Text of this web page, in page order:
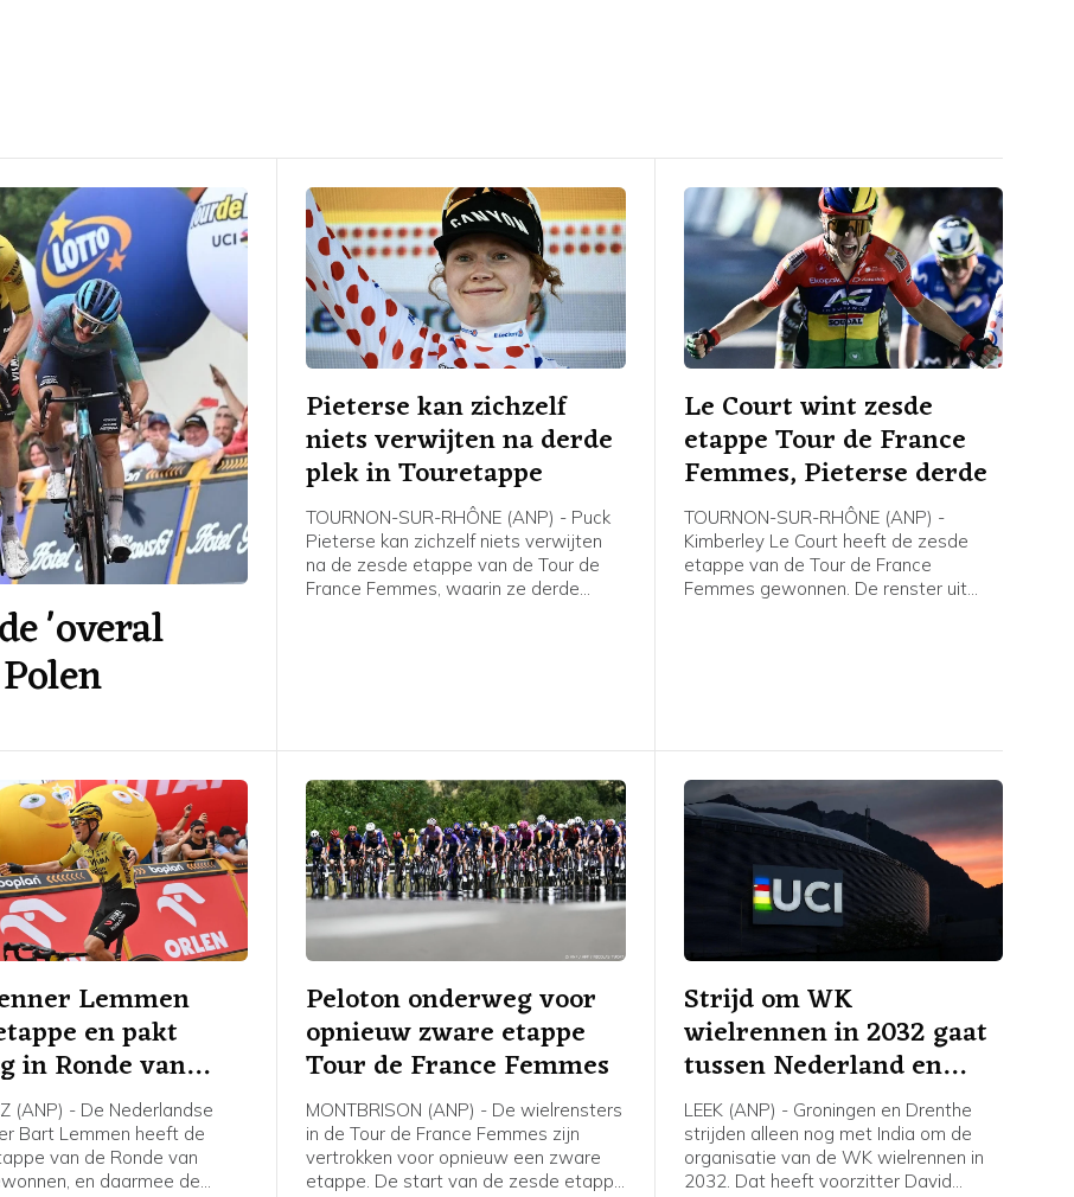
'overal
Pieterse kan zichzelf
niets verwijten na derde
plek in Touretappe
TOURNON-SUR-RHÔNE (ANP) - Puck
Pieterse kan zichzelf niets verwijten
na de zesde etappe van de Tour de
France Femmes, waarin ze derde
Le Court wint zesde
etappe Tour de France
Femmes, Pieterse derde
TOURNON-SUR-RHÔNE (ANP) -
Kimberley Le Court heeft de zesde
etappe van de Tour de France
Femmes gewonnen. De renster uit
bolletjestruidraagster Puck Pieterse.
Lemmen
en pakt
in Ronde van
(ANP) - De Nederlandse
Bart Lemmen heeft de
van de Ronde van
en daarmee de
Peloton onderweg voor
opnieuw zware etappe
Tour de France Femmes
MONTBRISON (ANP) - De wielrensters
in de Tour de France Femmes zijn
vertrokken voor opnieuw een zware
etappe. De start van de zesde etappe
Strijd om WK
wielrennen in 2032 gaat
tussen Nederland en
India
LEEK (ANP) - Groningen en Drenthe
strijden alleen nog met India om de
organisatie van de WK wielrennen in
2032. Dat heeft voorzitter David